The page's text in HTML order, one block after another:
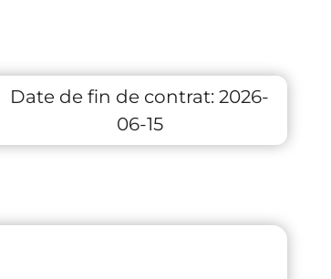
Date de fin de contrat: 2026-
06-15